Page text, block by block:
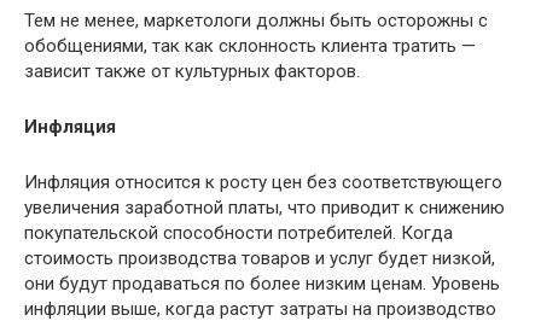
Тем не менее, маркетологи должны быть осторожны с
обобщениями, так как склонность клиента тратить —
зависит также от культурных факторов.
Инфляция
Инфляция относится к росту цен без соответствующего
увеличения заработной платы, что приводит к снижению
покупательской способности потребителей. Когда
стоимость производства товаров и услуг будет низкой,
они будут продаваться по более низким ценам. Уровень
инфляции выше, когда растут затраты на производство